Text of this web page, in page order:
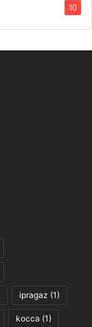
10
ipragaz (1)
kocca (1)